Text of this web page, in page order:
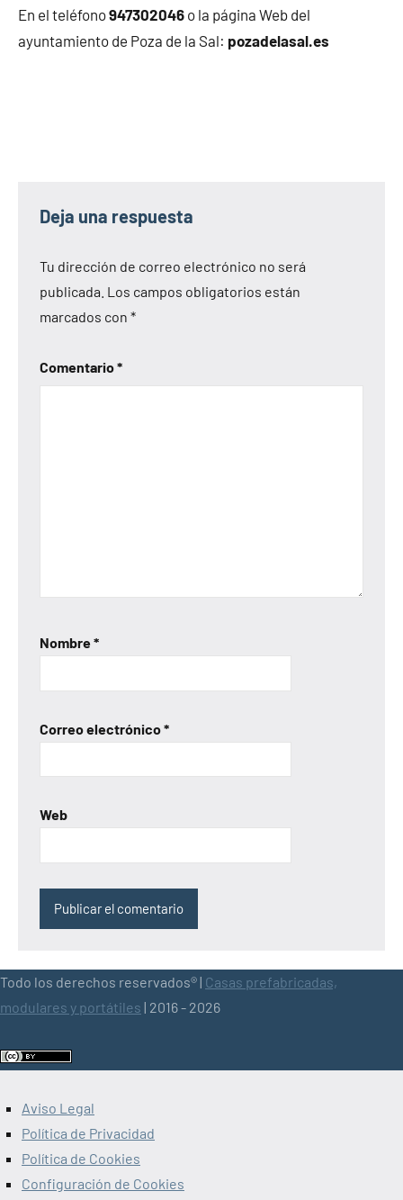
En el teléfono947302046 o la página Web del
ayuntamiento de Poza de la Sal: pozadelasal.es
Deja una respuesta
Tu dirección de correo electrónico no será
publicada. Los campos obligatorios están
marcados con *
Comentario*
Nombre*
Correo electrónico*
Web
Todo los derechos reservados® | Casas prefabricadas,
modulares y portátiles | 2016 - 2026
Aviso Legal
Política de Privacidad
Política de Cookies
Configuración de Cookies